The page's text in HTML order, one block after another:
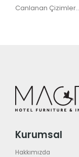
Canlanan Çizimler..
Kurumsal
Hakkımızda